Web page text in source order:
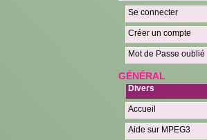
Se connecter
Créer un compte
Mot de Passe oublié
GÉNÉRAL
Divers
Accueil
Aide sur MPEG3